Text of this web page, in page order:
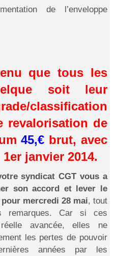
de l’enveloppe
que tous les
soit leur
classification
revalorisation de
45,€ brut, avec
janvier 2014.
syndicat CGT vous a
son accord et lever le
mercredi 28 mai, tout
remarques. Car si ces
avancée, elles ne
les pertes de pouvoir
années par les